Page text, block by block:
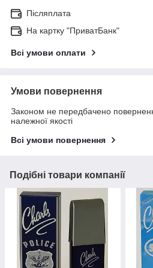
Післяплата
На картку "ПриватБанк"
Всі умови оплати
Умови повернення
Законом не передбачено
належної якості
Всі умови повернення
Подібні товари компанії